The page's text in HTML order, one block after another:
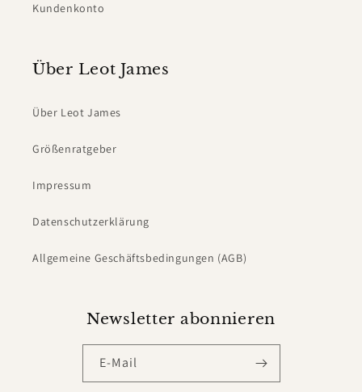
Kundenkonto
Über Leot James
Über Leot James
Größenratgeber
Impressum
Datenschutzerklärung
Allgemeine Geschäftsbedingungen (AGB)
Newsletter abonnieren
E-Mail